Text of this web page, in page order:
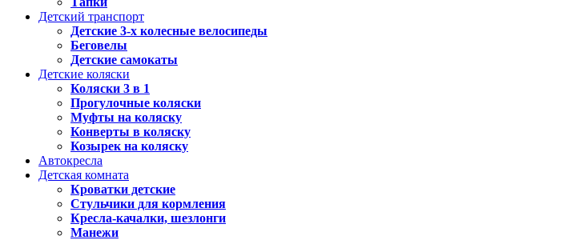
Детский транспорт
Детские 3-х колесные велосипеды
Беговелы
Детские самокаты
Детские коляски
Коляски 3 в 1
Прогулочные коляски
Муфты на коляску
Конверты в коляску
Козырек на коляску
Автокресла
Детская комната
Кроватки детские
Стульчики для кормления
Кресла-качалки, шезлонги
Манежи